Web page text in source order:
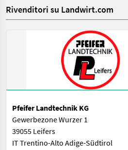
Rivenditori su Landwirt.com
Pfeifer Landtechnik KG
Gewerbezone Wurzer 1
39055 Leifers
IT Trentino-Alto Adige-Südtirol